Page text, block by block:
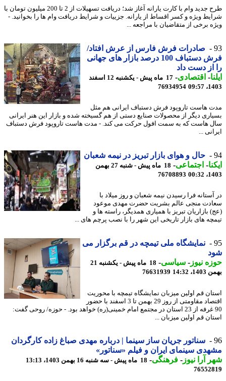
طرح جدید وام با کارت یارانه آغاز شد؛ دریافت تسهیلات از 2 تا 200 میلیون تومان با
ویژه و کسر اقساط از یارانه. جزییات و شرایط دریافت وام ها را بخوانید. -
برخی از متقاضیان با مراجعه ...
صادرات فرش فارس از عرش افتاد/
فرش دستباف 100 درصد بازار های جهانی
از دست داد
-اقتصادی-
17 ماه پیش - یکشنبه 12 اسفند
76934954
هاست تاروپود فرش دستباف ایرانی هم مثل
دیگر از محصولات صنایع دستی از هم گسیخته شده و بازار این هنر ایرانی
هاست که به سمت افول حرکت می کند. - مدت هاست تاروپود فرش دستباف
...
حال و هوای بازار تبریز در نیمه شعبان‎
-اجتماعی-
18 ماه پیش - شنبه 27 بهمن
76708893
فرا رسیدن نیمه شعبان و روز میلاد با
منجی عالم بشریت حضرت مهدی موعود
بازاریان تبریز با همیاری همدیگر، راسته ها و
های بازار تاریخی این شهر را با نصب پرچم های ...
نمایشگاه ملی تیمچه در قم برگزار می
نیوز-سیاسی-
18 ماه پیش - یکشنبه 21
14:32
76631939
قم اولین میزبان نمایشگاه تیمچه با محوریت
اقتصاد مقاومتی از روز 29 بهمن تا 3 اسفند با حضور
90 غرفه از 23 استان در مجتمع امام خمینی(ره) خواهد بود. - حوزه/ روحی گفت:
قم اولین میزبان ...
سناتور جریان ساز سینما | درباره مهدی صباغ زاده کارگردان
سینمای ایران و فیلم «سناتور»
آرا نیوز-فرهنگی-18 ماه پیش - سه شنبه 16 بهمن 1403، 13:13